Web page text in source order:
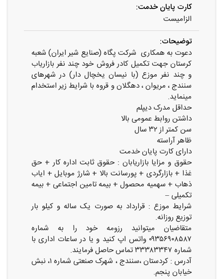
کارت پایان خدمت:
الزامیست
توضیحات:
دعوت به همکاری شرکت پگاه (صنایع شیر ایران) شعبه
کرستان جهت تکمیل کادر فروش خود چند نفر بازاریاب
و چند نفر موزع (با نیسان یخچال دار) در شهرهای
سنندج ، مریوان ، دهگلان و قروه با شرایط زیر استخدام
مینماید.
حداقل مدرک دیپلم
داشتن روابط عمومی بالا
سن کمتر از ۳۲ سال
ظاهر آراسته
دارای کارت پایان خدمت
حقوق و مزایا بازاریابان : حقوق ثابت اداره کار + حق
غذا + بازارگردی + پورسانت بالا + شارژ موبایل + ایاب
ذهاب + سهمیه محصول + بیمه تامین اجتماعی + بیمه
تکمیلی –
شرایط موزع : قرارداد به صورت یک ساله و کیلو بار
توزیع روزانه.
متقاضیان میتوانید رزومه خود را به شماره
۰۹۳۵۶۹۰۸۵۸۷ واتس اپ کنید و یا در ساعات اداری با
شماره ۳۳۳۸۳۳۴۷ تماس حاصل فرمایند.
آدرس : کردستان ،سنندج ، شهرک صنعتی شماره ۱، نبش
خیابان پنجم.